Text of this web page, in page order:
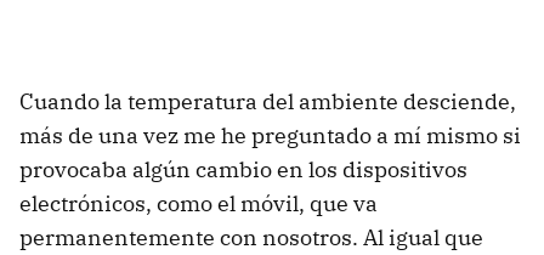
Cuando la temperatura del ambiente desciende,
más de una vez me he preguntado a mí mismo si
provocaba algún cambio en los dispositivos
electrónicos, como el móvil, que va
permanentemente con nosotros. Al igual que